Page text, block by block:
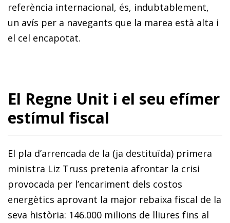
referència internacional, és, indubtablement,
un avís per a navegants que la marea està alta i
el cel encapotat.
El Regne Unit i el seu efímer
estímul fiscal
El pla d’arrencada de la (ja destituïda) primera
ministra Liz Truss pretenia afrontar la crisi
provocada per l’encariment dels costos
energètics aprovant la major rebaixa fiscal de la
seva història: 146.000 milions de lliures fins al